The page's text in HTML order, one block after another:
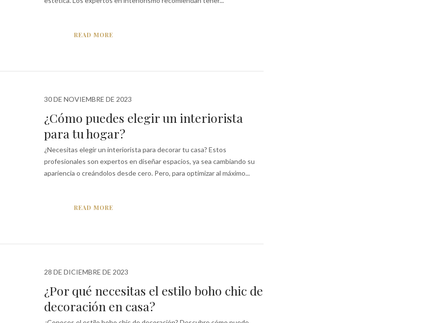
READ MORE
30 DE NOVIEMBRE DE 2023
¿Cómo puedes elegir un interiorista
para tu hogar?
¿Necesitas elegir un interiorista para decorar tu casa? Estos
profesionales son expertos en diseñar espacios, ya sea cambiando su
apariencia o creándolos desde cero. Pero, para optimizar al máximo...
READ MORE
28 DE DICIEMBRE DE 2023
¿Por qué necesitas el estilo boho chic de
decoración en casa?